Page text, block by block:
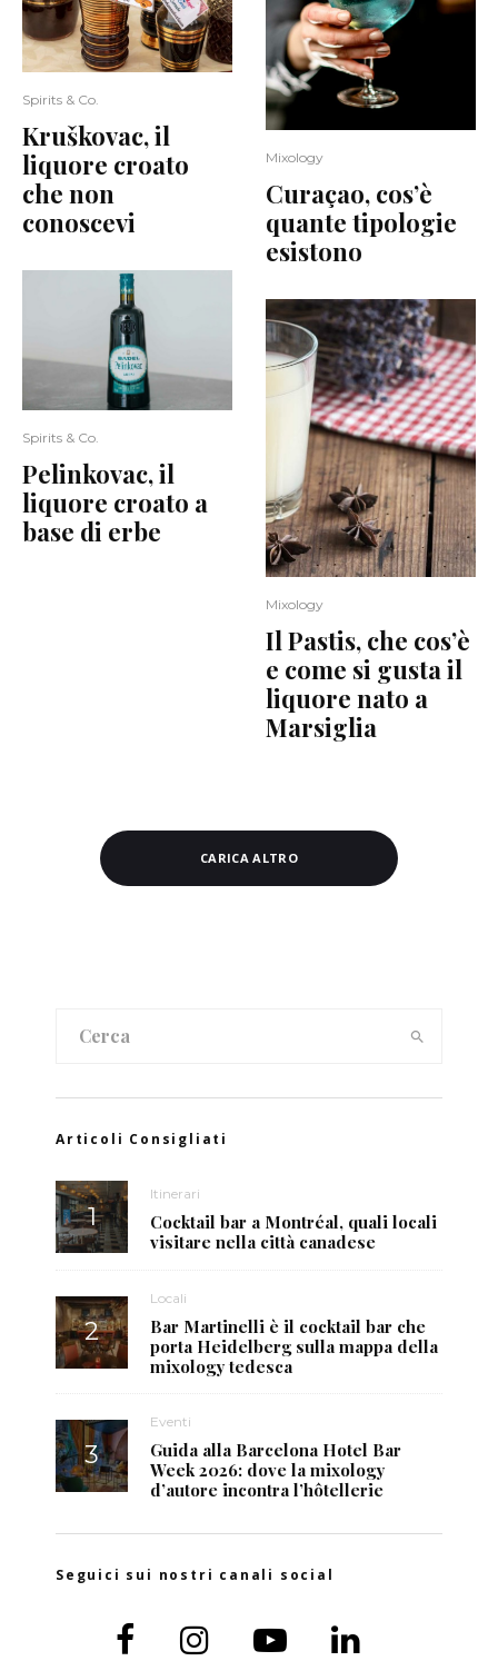
Spirits & Co.
Kruškovac, il
liquore croato
che non
conoscevi
Spirits & Co.
Pelinkovac, il
liquore croato a
base di erbe
Mixology
Curaçao, cos’è
quante tipologie
esistono
Mixology
Il Pastis, che cos’è
e come si gusta il
liquore nato a
Marsiglia
CARICA ALTRO
Articoli Consigliati
Itinerari
Cocktail bar a Montréal, quali locali
visitare nella città canadese
Locali
Bar Martinelli è il cocktail bar che
porta Heidelberg sulla mappa della
mixology tedesca
Eventi
Guida alla Barcelona Hotel Bar
Week 2026: dove la mixology
d’autore incontra l’hôtellerie
Seguici sui nostri canali social